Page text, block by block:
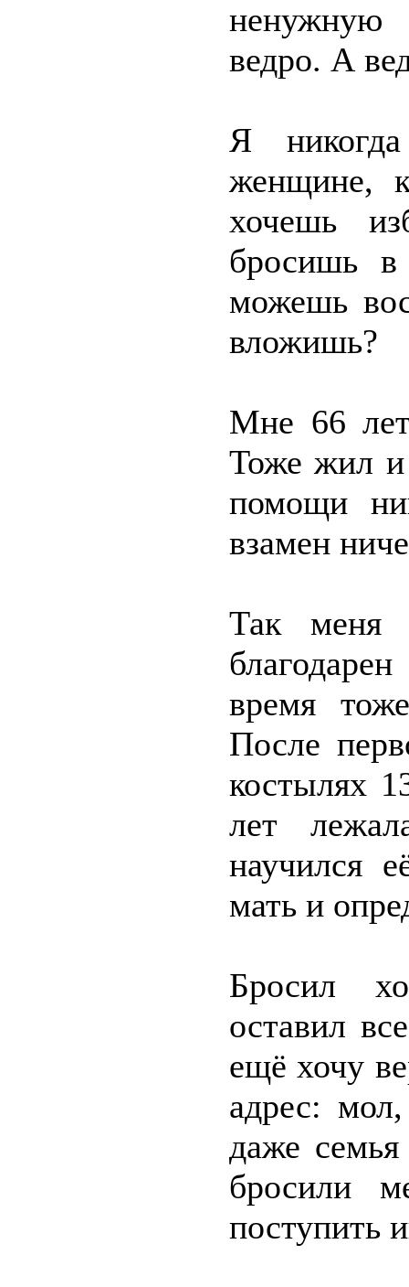
ведро. А
Я
женщине,
хочешь
бросишь
можешь
вложишь?
Мне 66
Тоже жил и
помощи
взамен
Так меня
время
После
костылях
лет
научился
мать и
Бросил
оставил
ещё хочу
адрес:
даже
бросили
поступить